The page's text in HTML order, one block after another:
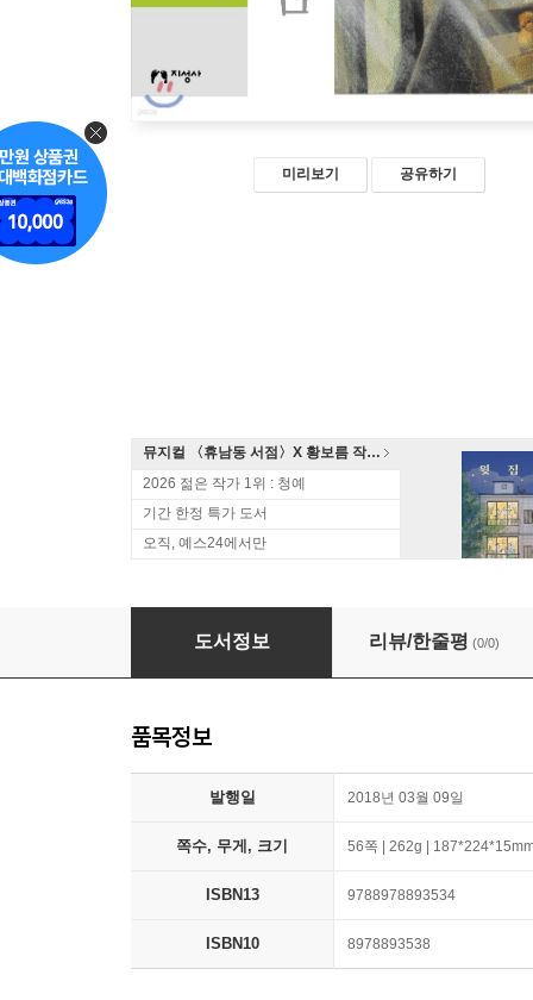
미리보기 공유하기
뮤지컬 〈휴남동 서점〉X 황보름 작가 북토크
2026 젊은 작가 1위 : 청예
기간 한정 특가 도서
오직, 예스24에서만
‘메아리’와의 만남
도서정보 리뷰/한줄평 (0/0)
품목정보
발행일 2018년 03월 09일
쪽수, 무게, 크기 56쪽 | 262g |
ISBN13 9788978893534
ISBN10 8978893538